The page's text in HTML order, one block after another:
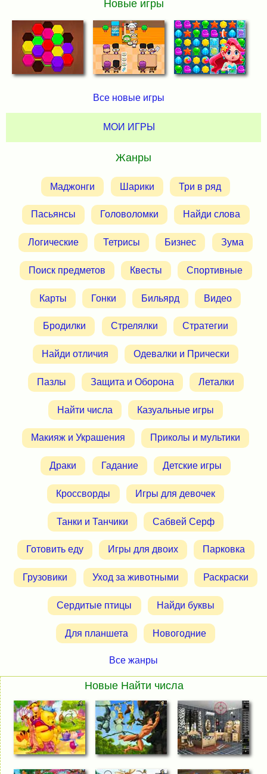
Новые игры
Все новые игры
МОИ ИГРЫ
Жанры
Маджонги Шарики Три в ряд
Пасьянсы Головоломки Найди слова
Логические Тетрисы Бизнес Зума
Поиск предметов Квесты Спортивные
Карты Гонки Бильярд Видео
Бродилки Стрелялки Стратегии
Найди отличия Одевалки и Прически
Пазлы Защита и Оборона Леталки
Найти числа Казуальные игры
Макияж и Украшения Приколы и мультики
Драки Гадание Детские игры
Кроссворды Игры для девочек
Танки и Танчики Сабвей Серф
Готовить еду Игры для двоих Парковка
Грузовики Уход за животными Раскраски
Сердитые птицы Найди буквы
Для планшета Новогодние
Все жанры
Новые Найти числа